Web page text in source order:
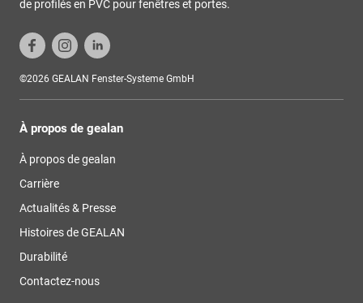
de profilés en PVC pour fenêtres et portes.
©2026 GEALAN Fenster-Systeme GmbH
À propos de gealan
À propos de gealan
Carrière
Actualités & Presse
Histoires de GEALAN
Durabilité
Contactez-nous